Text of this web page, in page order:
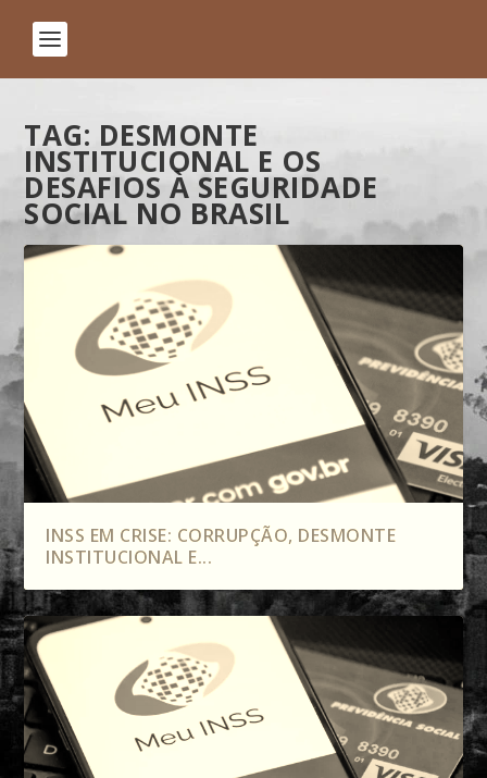
TAG: DESMONTE
INSTITUCIONAL E OS
DESAFIOS À SEGURIDADE
SOCIAL NO BRASIL
INSS EM CRISE: CORRUPÇÃO, DESMONTE
INSTITUCIONAL E...